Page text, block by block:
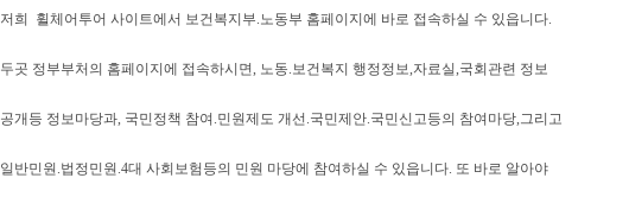
저희 휠체어투어 사이트에서 보건복지부.노동부 홈페이지에 바로 접속하실 수 있읍니다.
두곳 정부부처의 홈페이지에 접속하시면, 노동.보건복지 행정정보,자료실,국회관련 정보
공개등 정보마당과, 국민정책 참여.민원제도 개선.국민제안.국민신고등의 참여마당,그리고
일반민원.법정민원.4대 사회보험등의 민원 마당에 참여하실 수 있읍니다. 또 바로 알아야